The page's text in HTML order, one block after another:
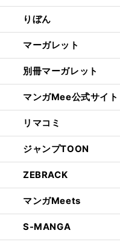
りぼん
マーガレット
別冊マーガレット
マンガMee公式サイト
リマコミ
ジャンプTOON
ZEBRACK
マンガMeets
S-MANGA